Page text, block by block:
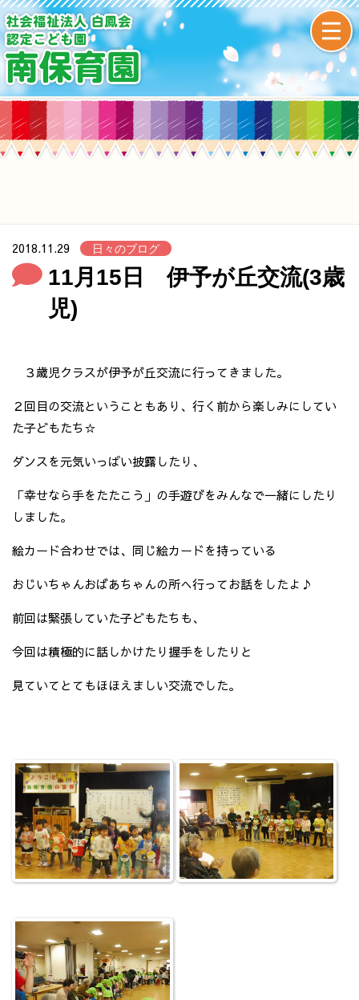
2018.11.29 日々のブログ
11月15日 伊予が丘交流(3歳
児)
３歳児クラスが伊予が丘交流に行ってきました。
２回目の交流ということもあり、行く前から楽しみにしてい
た子どもたち☆
ダンスを元気いっぱい披露したり、
「幸せなら手をたたこう」の手遊びをみんなで一緒にしたり
しました。
絵カード合わせでは、同じ絵カードを持っている
おじいちゃんおばあちゃんの所へ行ってお話をしたよ♪
前回は緊張していた子どもたちも、
今回は積極的に話しかけたり握手をしたりと
見ていてとてもほほえましい交流でした。